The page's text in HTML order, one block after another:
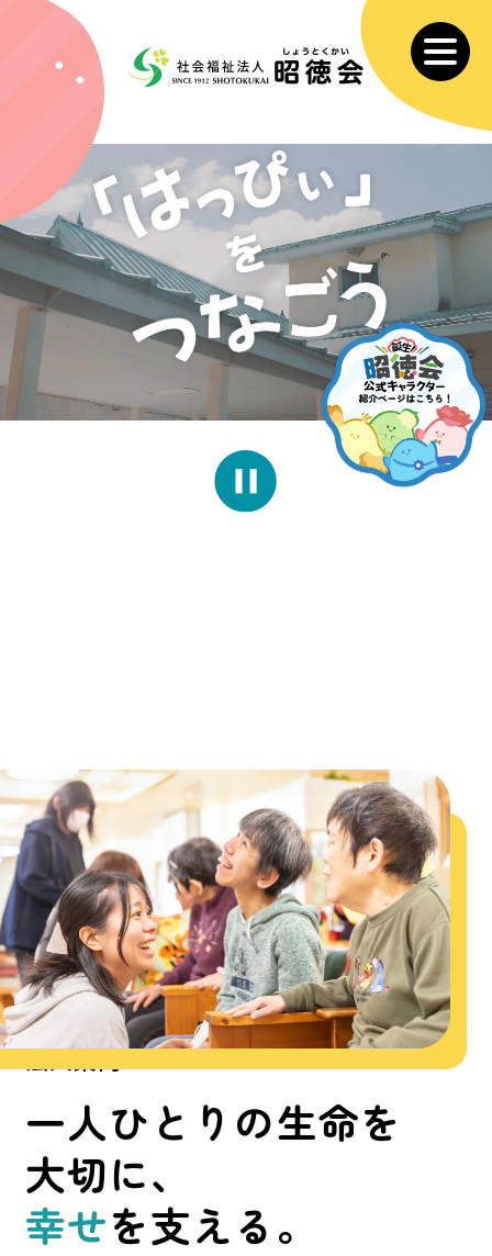
法人案内ABOUT
一人ひとりの生命を
大切に、
幸せを支える。